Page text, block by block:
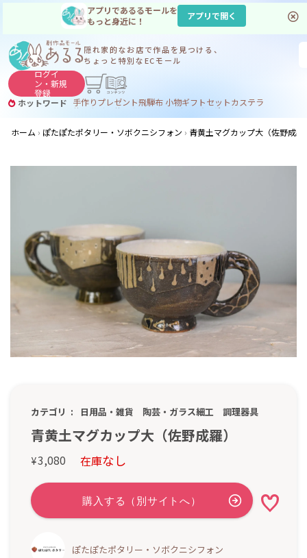
アプリであるるモールを
もっと身近に！
アプリで開く
隠れ家的なお店で作品を見つける、
ちょっと特別なECモール
ログイ
ン・新規
登録
ホットワード 手作りプレゼント飛騨布 小物ギフトセットカステラ
サヌカイト コーヒー
ジンギスカン
ホーム
ぽたぽたポタリー・ソボクニシフォン 青黄土マグカップ大（佐野成羅
カテゴリ 日用品・雑貨 陶芸・ガラス細工 調理器具
青黄土マグカップ大（佐野成羅）
¥3,080 在庫なし
ぽたぽたポタリー・ソボクニシフォン